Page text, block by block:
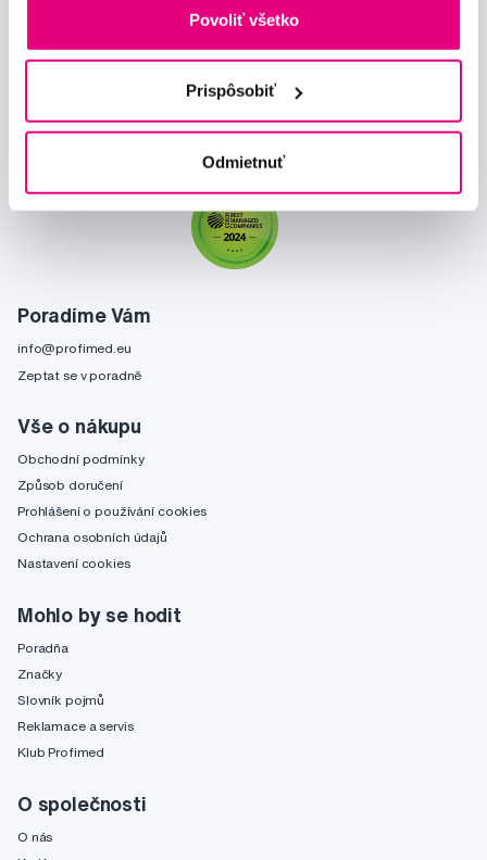
Povoliť všetko
Prispôsobiť
Odmietnuť
Poradíme Vám
info@profimed.eu
Zeptat se v poradně
Vše o nákupu
Obchodní podmínky
Způsob doručení
Prohlášení o používání cookies
Ochrana osobních údajů
Nastavení cookies
Mohlo by se hodit
Poradňa
Značky
Slovník pojmů
Reklamace a servis
Klub Profimed
O společnosti
O nás
Odebírat
Chci dostávat informace o novinkách a akčních nabídkách